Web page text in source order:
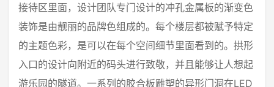
接待区里面，设计团队专门设计的冲孔金属板的渐变色
装饰是由靓丽的品牌色组成的。每个楼层都被赋予特定
的主题色彩，是可以在每个空间细节里面看到的。拱形
入口的设计向附近的码头进行致敬，并且能够让人想起
游乐园的隧道。一系列的胶合板雕塑的异形门洞在LED